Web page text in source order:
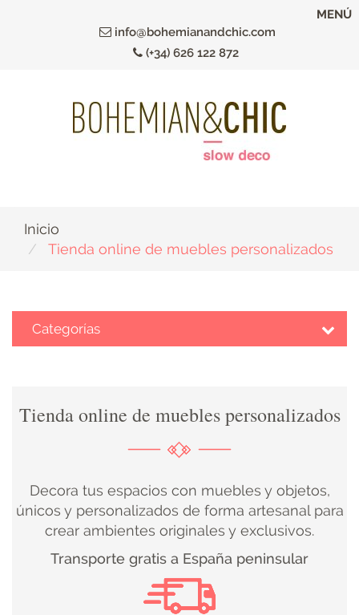
info@bohemianandchic.com
(+34) 626 122 872
MENÚ
Inicio
Tienda online de muebles personalizados
Categorías
DECOBODAS
MUEBLE
RECUPERADO
Tienda online de muebles personalizados
Decora tus espacios con muebles y objetos,
únicos y personalizados de forma artesanal para
crear ambientes originales y exclusivos.
Transporte gratis a España peninsular